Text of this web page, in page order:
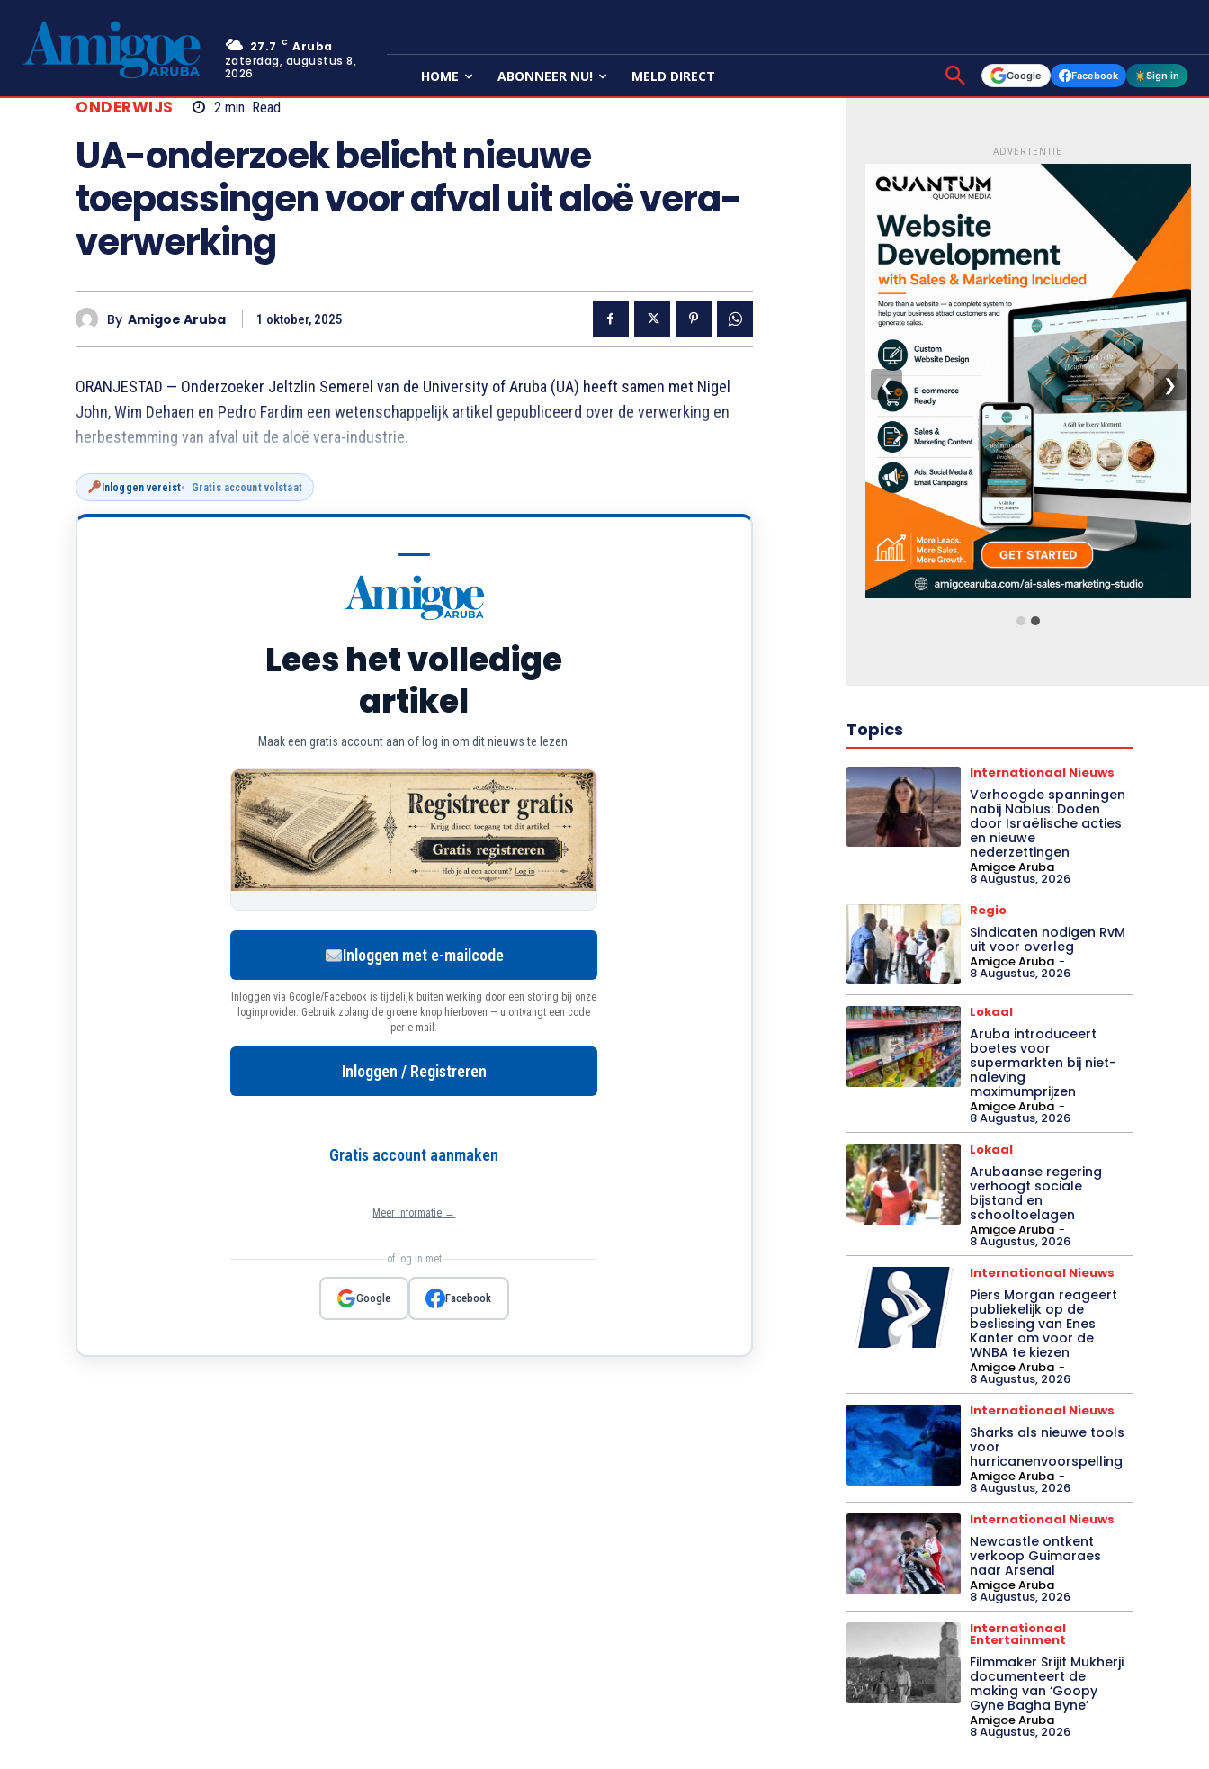
27.7 C Aruba
zaterdag, augustus 8,
2026
HOME ABONNEER NU! MELD DIRECT Google Facebook Sign in
ONDERWIJS 2 min. Read
UA-onderzoek belicht nieuwe
toepassingen voor afval uit aloë vera-
verwerking
By Amigoe Aruba 1 oktober, 2025
ORANJESTAD — Onderzoeker Jeltzlin Semerel van de University of Aruba (UA) heeft samen met Nigel
John, Wim Dehaen en Pedro Fardim een wetenschappelijk artikel gepubliceerd over de verwerking en
herbestemming van afval uit de aloë vera-industrie.
Inloggen vereist Gratis account volstaat
Lees het volledige
artikel
Maak een gratis account aan of log in om dit nieuws te lezen.
Inloggen met e-mailcode
Inloggen via Google/Facebook is tijdelijk buiten werking door een storing bij onze
loginprovider. Gebruik zolang de groene knop hierboven — u ontvangt een code
per e-mail.
Inloggen / Registreren
Gratis account aanmaken
Meer informatie →
of log in met
Google Facebook
ADVERTENTIE
❮ ❯
Topics
Internationaal Nieuws
Verhoogde spanningen
nabij Nablus: Doden
door Israëlische acties
en nieuwe
nederzettingen
Amigoe Aruba -
8 Augustus, 2026
Regio
Sindicaten nodigen RvM
uit voor overleg
Amigoe Aruba -
8 Augustus, 2026
Lokaal
Aruba introduceert
boetes voor
supermarkten bij niet-
naleving
maximumprijzen
Amigoe Aruba -
8 Augustus, 2026
Lokaal
Arubaanse regering
verhoogt sociale
bijstand en
schooltoelagen
Amigoe Aruba -
8 Augustus, 2026
Internationaal Nieuws
Piers Morgan reageert
publiekelijk op de
beslissing van Enes
Kanter om voor de
WNBA te kiezen
Amigoe Aruba -
8 Augustus, 2026
Internationaal Nieuws
Sharks als nieuwe tools
voor
hurricanenvoorspelling
Amigoe Aruba -
8 Augustus, 2026
Internationaal Nieuws
Newcastle ontkent
verkoop Guimaraes
naar Arsenal
Amigoe Aruba -
8 Augustus, 2026
Internationaal
Entertainment
Filmmaker Srijit Mukherji
documenteert de
making van ‘Goopy
Gyne Bagha Byne’
Amigoe Aruba -
8 Augustus, 2026